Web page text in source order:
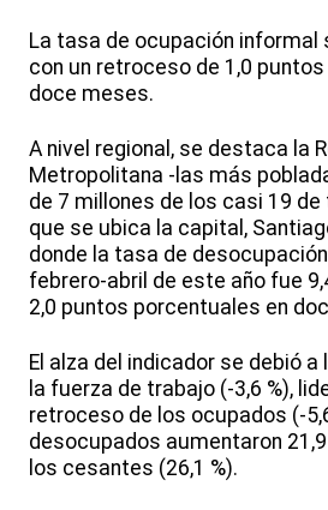
La tasa de ocupación informal
con un retroceso de 1,0
doce meses.
A nivel regional, se destaca la
Metropolitana -las más
de 7 millones de los casi 19 de
que se ubica la capital,
donde la tasa de
febrero-abril de este año fue
2,0 puntos porcentuales en
El alza del indicador se debió
la fuerza de trabajo (-3,6 %),
retroceso de los ocupados (-
desocupados aumentaron
los cesantes (26,1 %).